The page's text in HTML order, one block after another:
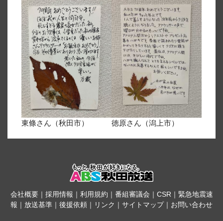
東條さん（秋田市） 徳原さん（潟上市）
会社概要｜ 採用情報 ｜ 利用規約 ｜ 番組審議会 ｜ CSR ｜ 緊急地震速
報 ｜ 放送基準 ｜ 後援依頼 ｜ リンク ｜ サイトマップ｜ お問い合わせ